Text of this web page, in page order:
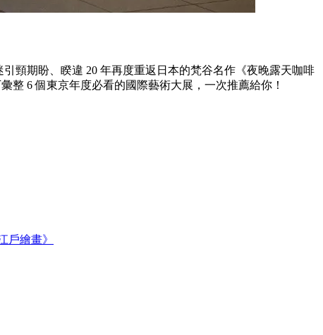
頸期盼、睽違 20 年再度重返日本的梵谷名作《夜晚露天咖啡
6 個東京年度必看的國際藝術大展，一次推薦給你！
戶繪畫》